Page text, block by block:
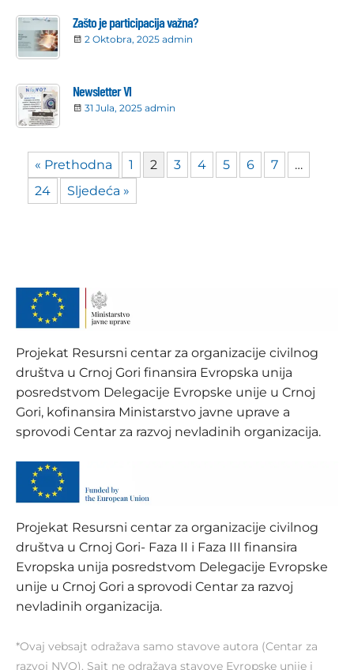
Zašto je participacija važna?
2 Oktobra, 2025 admin
Newsletter VI
31 Jula, 2025 admin
« Prethodna 1 2 3 4 5 6 7
…
24
Sljedeća »
Projekat Resursni centar za organizacije civilnog
društva u Crnoj Gori finansira Evropska unija
posredstvom Delegacije Evropske unije u Crnoj
Gori, kofinansira Ministarstvo javne uprave a
sprovodi Centar za razvoj nevladinih organizacija.
Projekat Resursni centar za organizacije civilnog
društva u Crnoj Gori- Faza II i Faza III finansira
Evropska unija posredstvom Delegacije Evropske
unije u Crnoj Gori a sprovodi Centar za razvoj
nevladinih organizacija.
*Ovaj vebsajt odražava samo stavove autora (Centar za
razvoj NVO). Sajt ne odražava stavove Evropske unije i